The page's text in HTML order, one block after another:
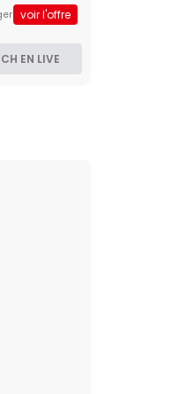
voir l'offre
EN LIVE